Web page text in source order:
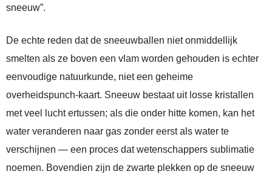
sneeuw”.
De echte reden dat de sneeuwballen niet onmiddellijk
smelten als ze boven een vlam worden gehouden is echter
eenvoudige natuurkunde, niet een geheime
overheidspunch-kaart. Sneeuw bestaat uit losse kristallen
met veel lucht ertussen; als die onder hitte komen, kan het
water veranderen naar gas zonder eerst als water te
verschijnen — een proces dat wetenschappers sublimatie
noemen. Bovendien zijn de zwarte plekken op de sneeuw